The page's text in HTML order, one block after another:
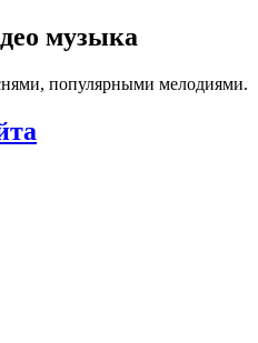
музыка
популярными мелодиями.